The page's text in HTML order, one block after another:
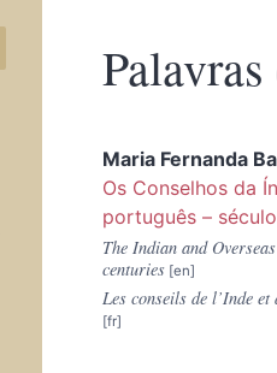
Maria Fernanda
Os Conselhos da
português –
The Indian and
centuries
Les conseils de l’Inde